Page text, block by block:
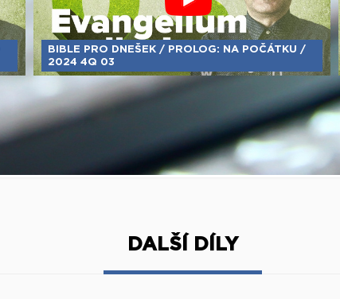
BIBLE PRO DNEŠEK / PROLOG: NA POČÁTKU /
2024 4Q 03
DALŠÍ DÍLY